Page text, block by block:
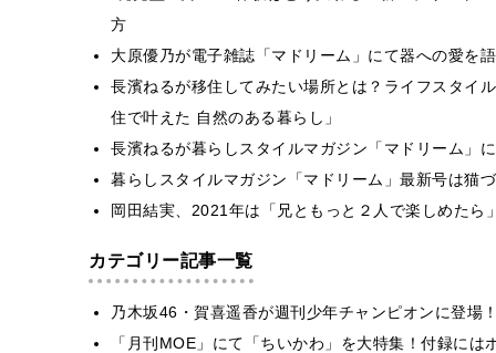
方
大原優乃が電子雑誌「マドリーム」にて器への愛を
長濱ねるが移住してみたい場所とは？ライフスタイ
住で叶えた 自然のある暮らし」
長濱ねるが暮らしスタイルマガジン「マドリーム」
暮らしスタイルマガジン「マドリーム」最新号は猫
岡田結実、2021年は「兄ともっと２人で楽しめたら
カテゴリー記事一覧
乃木坂46・賀喜遥香が週刊少年チャンピオンに登
「月刊MOE」にて「ちいかわ」を大特集！付録に